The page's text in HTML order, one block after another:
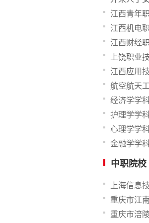
江西青年
江西机电
江西财经
上饶职业
江西应用
航空航天
经济学学
护理学学
心理学学
金融学学
中职院校
上海信息
重庆市江
重庆市涪